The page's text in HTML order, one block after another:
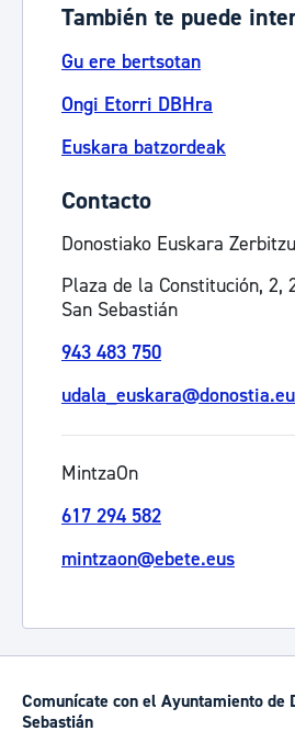
También te puede
Gu ere bertsotan
Ongi Etorri DBHra
Euskara batzordeak
Contacto
Donostiako Euskara
Plaza de la Constitución, 2,
San Sebastián
943 483 750
MintzaOn
617 294 582
mintzaon@ebete.eus
Comunícate con el Ayuntamiento de
Sebastián